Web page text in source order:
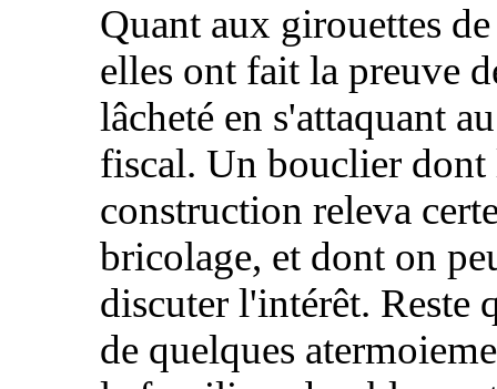
Quant aux girouettes
elles ont fait la preuve
lâcheté en s'attaquant
fiscal. Un bouclier dont
construction releva
bricolage, et dont on
discuter l'intérêt. Reste
de quelques